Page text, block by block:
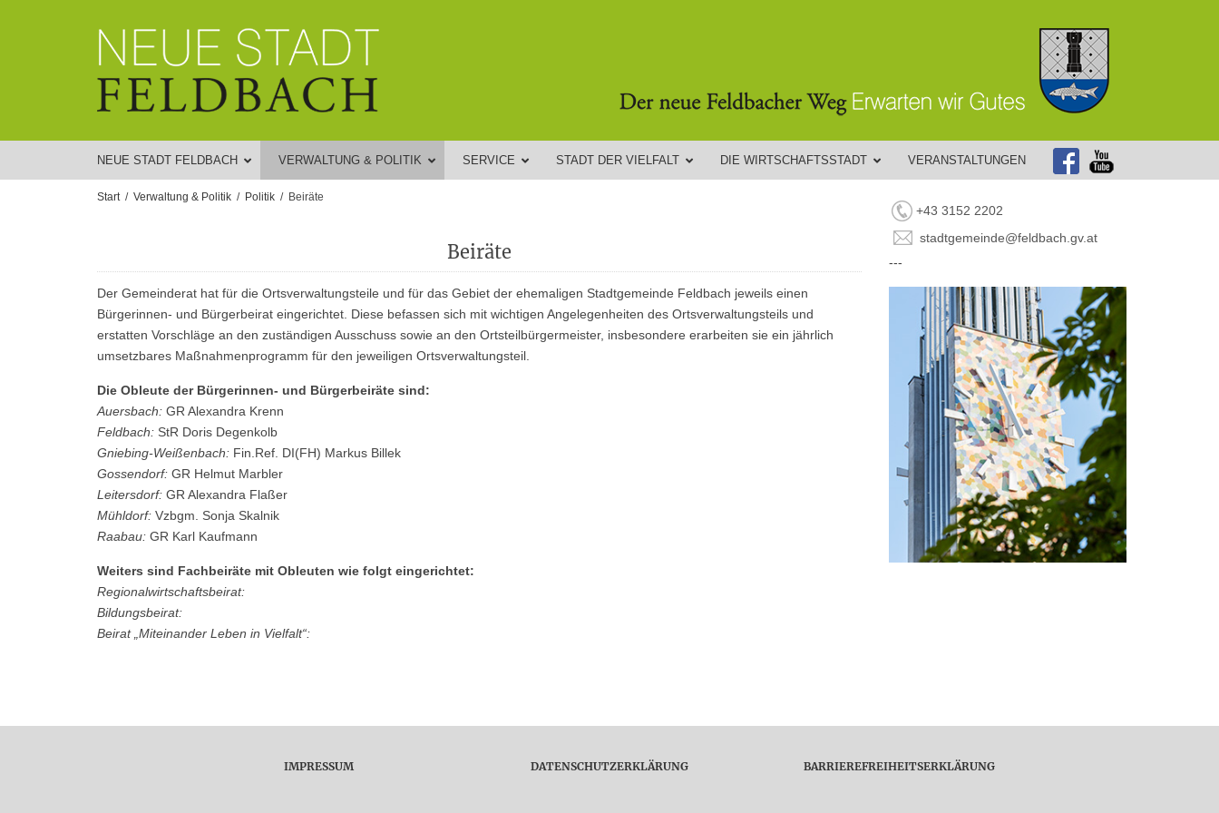
NEUE STADT FELDBACH VERWALTUNG & POLITIK SERVICE STADT DER VIELFALT DIE WIRTSCHAFTSSTADT VERANSTALTUNGEN
Start Verwaltung & Politik Politik Beiräte
Beiräte
Der Gemeinderat hat für die Ortsverwaltungsteile und für das Gebiet der ehemaligen Stadtgemeinde Feldbach jeweils einen
Bürgerinnen- und Bürgerbeirat eingerichtet. Diese befassen sich mit wichtigen Angelegenheiten des Ortsverwaltungsteils und
erstatten Vorschläge an den zuständigen Ausschuss sowie an den Ortsteilbürgermeister, insbesondere erarbeiten sie ein jährlich
umsetzbares Maßnahmenprogramm für den jeweiligen Ortsverwaltungsteil.
Die Obleute der Bürgerinnen- und Bürgerbeiräte sind:
Auersbach: GR Alexandra Krenn
Feldbach: StR Doris Degenkolb
Gniebing-Weißenbach: Fin.Ref. DI(FH) Markus Billek
Gossendorf: GR Helmut Marbler
Leitersdorf: GR Alexandra Flaßer
Mühldorf: Vzbgm. Sonja Skalnik
Raabau: GR Karl Kaufmann
Weiters sind Fachbeiräte mit Obleuten wie folgt eingerichtet:
Regionalwirtschaftsbeirat:
Bildungsbeirat:
Beirat „Miteinander Leben in Vielfalt“:
+43 3152 2202
stadtgemeinde@feldbach.gv.at
---
IMPRESSUM DATENSCHUTZERKLÄRUNG BARRIEREFREIHEITSERKLÄRUNG